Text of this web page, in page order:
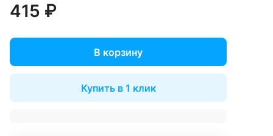
415 ₽
В корзину
Купить в 1 клик